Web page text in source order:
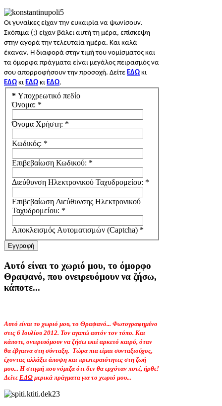
Οι γυναίκες είχαν την ευκαιρία να ψωνίσουν.
Σκόπιμα (;) είχαν βάλει αυτή τη μέρα, επίσκεψη
στην αγορά την τελευταία ημέρα. Και καλά
έκαναν. Η διαφορά στην τιμή του νομίσματος και
τα όμορφα πράγματα είναι μεγάλος πειρασμός να
σου απορροφήσουν την προσοχή. Δείτε ΕΔΩ κι
ΕΔΩ κι ΕΔΩ κι ΕΔΩ.
* Υποχρεωτικό πεδίο
Όνομα: *
Όνομα Χρήστη: *
Κωδικός: *
Επιβεβαίωση Κωδικού: *
Διεύθυνση Ηλεκτρονικού Ταχυδρομείου: *
Επιβεβαίωση Διεύθυνσης Ηλεκτρονικού
Ταχυδρομείου: *
Αποκλεισμός Αυτοματισμών (Captcha) *
Εγγραφή
Αυτό είναι το χωριό μου, το όμορφο
Θραψανό, που ονειρευόμουν να ζήσω,
κάποτε...
Αυτό είναι το χωριό μου, το Θραψανό... Φωτογραφημένο
στις 6 Ιουλίου 2012. Τον αγαπώ αυτόν τον τόπο. Και
κάποτε, ονειρευόμουν να ζήσω εκεί αρκετό καιρό, όταν
θα έβγαινα στη σύνταξη. Τώρα πια είμαι συνταξιούχος,
έχοντας αλλάξει άποψη και πρωτεραιότητες στη ζωή
μου... Η στιγμή που νόμιζα ότι δεν θα ερχόταν ποτέ, ήρθε!
Δείτε ΕΔΩ μερικά πράγματα για το χωριό μου...